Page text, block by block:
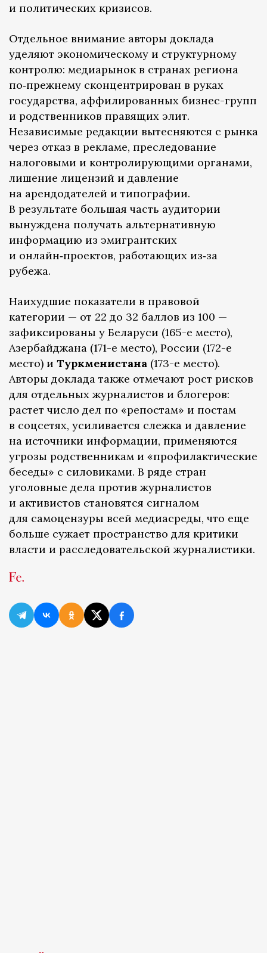
и политических кризисов.
Отдельное внимание авторы доклада
уделяют экономическому и структурному
контролю: медиарынок в странах региона
по‑прежнему сконцентрирован в руках
государства, аффилированных бизнес-групп
и родственников правящих элит.
Независимые редакции вытесняются с рынка
через отказ в рекламе, преследование
налоговыми и контролирующими органами,
лишение лицензий и давление
на арендодателей и типографии.
В результате большая часть аудитории
вынуждена получать альтернативную
информацию из эмигрантских
и онлайн‑проектов, работающих из‑за
рубежа.
Наихудшие показатели в правовой
категории — от 22 до 32 баллов из 100 —
зафиксированы у Беларуси (165-е место),
Азербайджана (171-е место), России (172-е
место) и Туркменистана (173-е место).
Авторы доклада также отмечают рост рисков
для отдельных журналистов и блогеров:
растет число дел по «репостам» и постам
в соцсетях, усиливается слежка и давление
на источники информации, применяются
угрозы родственникам и «профилактические
беседы» с силовиками. В ряде стран
уголовные дела против журналистов
и активистов становятся сигналом
для самоцензуры всей медиасреды, что еще
больше сужает пространство для критики
власти и расследовательской журналистики.